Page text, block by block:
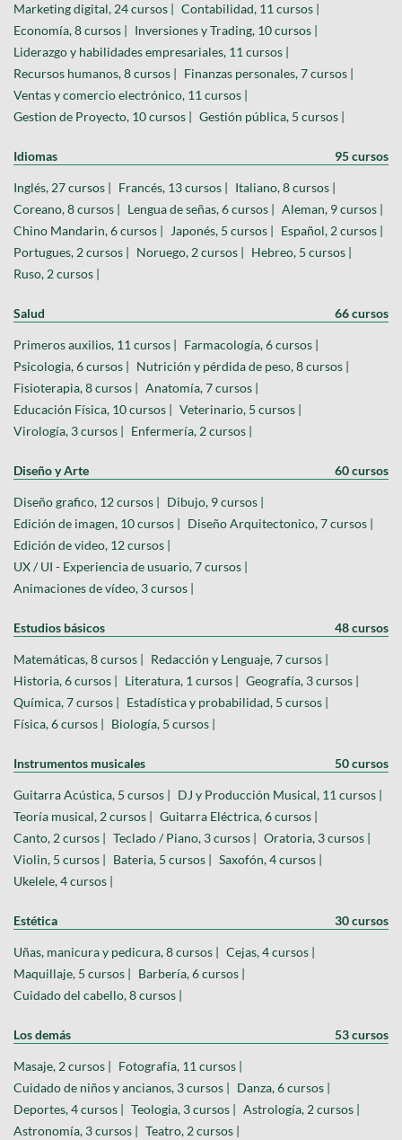
Marketing digital, 24 cursos | Contabilidad, 11 cursos |
Economía, 8 cursos | Inversiones y Trading, 10 cursos |
Liderazgo y habilidades empresariales, 11 cursos |
Recursos humanos, 8 cursos | Finanzas personales, 7 cursos |
Ventas y comercio electrónico, 11 cursos |
Gestion de Proyecto, 10 cursos | Gestión pública, 5 cursos |
Idiomas 95 cursos
Inglés, 27 cursos | Francés, 13 cursos | Italiano, 8 cursos |
Coreano, 8 cursos | Lengua de señas, 6 cursos | Aleman, 9 cursos |
Chino Mandarin, 6 cursos |
Japonés, 5 cursos | Español, 2 cursos |
Portugues, 2 cursos | Noruego, 2 cursos | Hebreo, 5 cursos |
Ruso, 2 cursos |
Salud 66 cursos
Primeros auxilios, 11 cursos | Farmacología, 6 cursos |
Psicologia, 6 cursos | Nutrición y pérdida de peso, 8 cursos |
Fisioterapia, 8 cursos | Anatomía, 7 cursos |
Educación Física, 10 cursos | Veterinario, 5 cursos |
Virología, 3 cursos | Enfermería, 2 cursos |
Diseño y Arte 60 cursos
Diseño grafico, 12 cursos | Dibujo, 9 cursos |
Edición de imagen, 10 cursos | Diseño Arquitectonico, 7 cursos |
Edición de video, 12 cursos |
UX / UI - Experiencia de usuario, 7 cursos |
Animaciones de vídeo, 3 cursos |
Estudios básicos 48 cursos
Matemáticas, 8 cursos | Redacción y Lenguaje, 7 cursos |
Historia, 6 cursos | Literatura, 1 cursos | Geografía, 3 cursos |
Química, 7 cursos | Estadística y probabilidad, 5 cursos |
Física, 6 cursos | Biología, 5 cursos |
Instrumentos musicales 50 cursos
Guitarra Acústica, 5 cursos | DJ y Producción Musical, 11 cursos |
Teoría musical, 2 cursos | Guitarra Eléctrica, 6 cursos |
Canto, 2 cursos | Teclado / Piano, 3 cursos | Oratoria, 3 cursos |
Violin, 5 cursos | Bateria, 5 cursos | Saxofón, 4 cursos |
Ukelele, 4 cursos |
Estética 30 cursos
Uñas, manicura y pedicura, 8 cursos | Cejas, 4 cursos |
Maquillaje, 5 cursos | Barbería, 6 cursos |
Cuidado del cabello, 8 cursos |
Los demás 53 cursos
Masaje, 2 cursos | Fotografía, 11 cursos |
Cuidado de niños y ancianos, 3 cursos | Danza, 6 cursos |
Deportes, 4 cursos | Teologia, 3 cursos | Astrología, 2 cursos |
Astronomía, 3 cursos | Teatro, 2 cursos |